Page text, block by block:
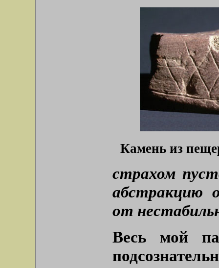
Камень из
страхом
абстракцию
от
Весь мой